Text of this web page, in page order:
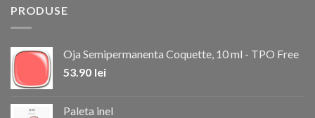
PRODUSE
Oja Semipermanenta Coquette, 10 ml - TPO Free
53.90 lei
Paleta inel